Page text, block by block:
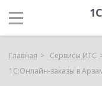
Главная Сервисы ИТС
1С:Онлайн-заказы в